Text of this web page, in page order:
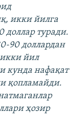
икки йилга
доллар туради.
90 доллардан
икки йил
кунда нафақат
қопламайди.
ҳозир